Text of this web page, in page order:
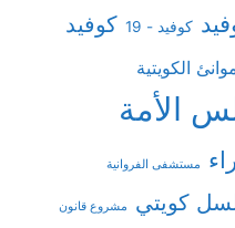
كوفيد - 19
كوفيد
الكويتية
الأمة
مستشفى الفروانية
كويتي مشروع قانون